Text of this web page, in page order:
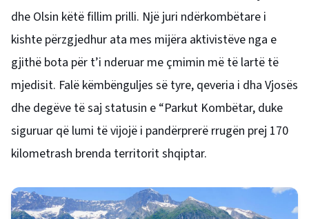
dhe Olsin këtë fillim prilli. Një juri ndërkombëtare i
kishte përzgjedhur ata mes mijëra aktivistëve nga e
gjithë bota për t’i nderuar me çmimin më të lartë të
mjedisit. Falë këmbënguljes së tyre, qeveria i dha Vjosës
dhe degëve të saj statusin e “Parkut Kombëtar, duke
siguruar që lumi të vijojë i pandërprerë rrugën prej 170
kilometrash brenda territorit shqiptar.